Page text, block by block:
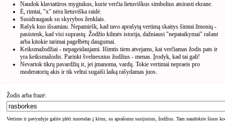
Naudok klaviatūros mygtukus, kurie verčia lietuviškus simbolius atsirasti ekrane.
Ė, rimtai, "x" nėra lietuviška raidė.
Susidraugauk su skyrybos ženklais.
Rašyk kuo išsamiau. Nepamiršk, kad tavo aprašytą vertimą skaitys šimtai žmonių -
pasistenk, kad visi suprastų. Žodžio kilmės istorija, dažniausi "nepataikymai" rašant
arba kitokie tarimai pagelbėtų daugumai.
Keiksmažodžiai - nepageidaujami. Išimtis tiem atvejams, kai verčiamas žodis pats ir
yra keiksmažodis. Parinkt švelnesnius žodžius - menas. Įrodyk, kad tai gali!
Nevartok tikrų pavardžių ir, jei įmanoma, vardų. Tokie vertimai nepraeis pro
moderatorių akis ir tik veltui sugaiši laiką rašydamas juos.
Žodis arba frazė:
Vertime ir pavyzdyje galite įdėti nuorodas į kitus, su aprašomu susijusius, žodžius. Tam naudokite šiuos